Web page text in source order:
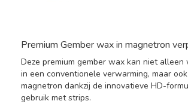
Premium Gember wax in magnetron
Deze premium gember wax kan niet
in een conventionele verwarming, maar
magnetron dankzij de innovatieve HD-
gebruik met strips.